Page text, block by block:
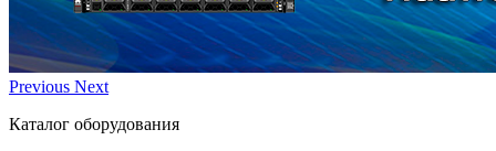
Previous Next
Каталог оборудования